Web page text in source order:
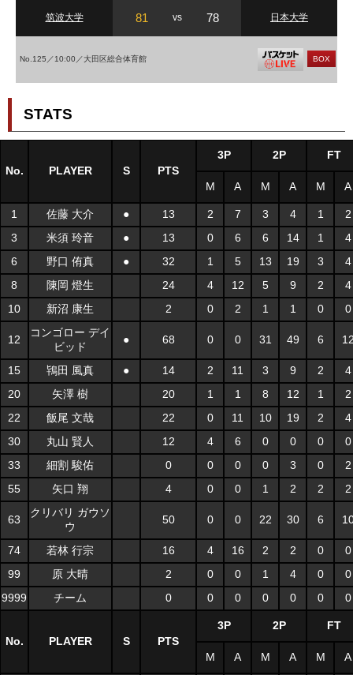
筑波大学 81 vs 78 日本大学
No.125／10:00／大田区総合体育館 BOX
STATS
No. PLAYER S PTS
3P 2P FT
M A M A M A
1 佐藤 大介 ● 13 2 7 3 4 1
2
3
米須 玲音 ● 13 0 6 6 14 1
4
6
野口 侑真 ● 32 1 5 13 19 3
4
8
陳岡 燈生 24 4 12 5 9 2
4
10
新沼 康生 2 0 2 1 1 0 0
12
コンゴロー デイ
ビッド
● 68 0 0 31 49 6
15 鴇田 風真 ● 14 2 11 3 9 2
4
20
矢澤 樹 20 1 1 8 12 1
2
22
飯尾 文哉 22 0 11 10 19 2
4
30
丸山 賢人 12 4 6 0 0 0
0
33
細割 駿佑 0 0 0 0 3 0
2
55
矢口 翔 4 0 0 1 2 2 2
63
クリバリ ガウソ
ウ
50 0 0 22 30 6
74 若林 行宗 16 4 16 2 2 0
0
99
原 大晴 2 0 0 1 4 0
0
9999
チーム 0 0 0 0 0 0 0
No. PLAYER S PTS
3P 2P FT
M A M A M A